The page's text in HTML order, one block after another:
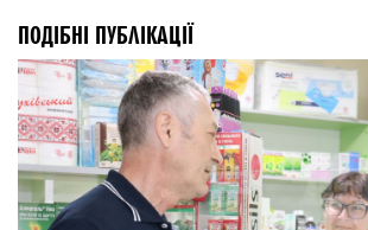
ПОДІБНІ ПУБЛІКАЦІЇ